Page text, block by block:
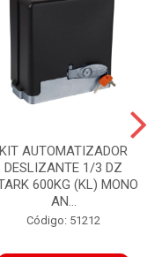
KIT AUTOMATIZADOR
DESLIZANTE 1/3 DZ
600KG (KL) MONO
AN...
Código: 51212